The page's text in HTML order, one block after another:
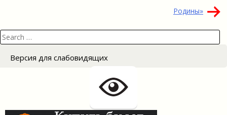
Родины»
Search
for:
Версия для слабовидящих